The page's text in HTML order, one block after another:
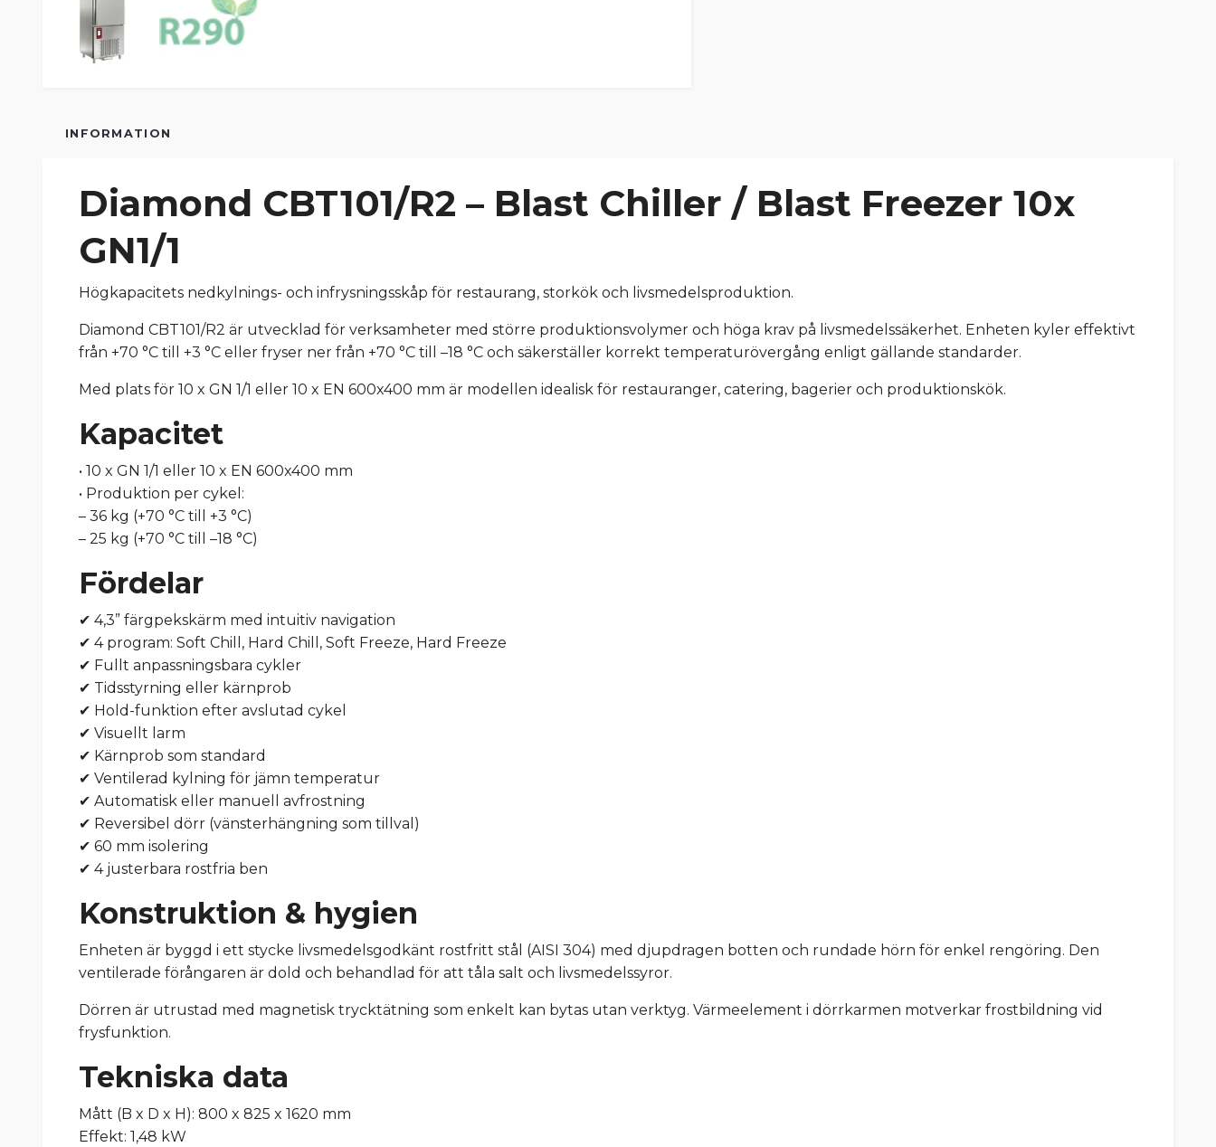
INFORMATION
Diamond CBT101/R2 – Blast Chiller / Blast Freezer 10x
GN1/1
Högkapacitets nedkylnings- och infrysningsskåp för restaurang, storkök och livsmedelsproduktion.
Diamond CBT101/R2 är utvecklad för verksamheter med större produktionsvolymer och höga krav på livsmedelssäkerhet. Enheten kyler effektivt
från +70 °C till +3 °C eller fryser ner från +70 °C till –18 °C och säkerställer korrekt temperaturövergång enligt gällande standarder.
Med plats för 10 x GN 1/1 eller 10 x EN 600x400 mm är modellen idealisk för restauranger, catering, bagerier och produktionskök.
Kapacitet
• 10 x GN 1/1 eller 10 x EN 600x400 mm
• Produktion per cykel:
– 36 kg (+70 °C till +3 °C)
– 25 kg (+70 °C till –18 °C)
Fördelar
✔ 4,3” färgpekskärm med intuitiv navigation
✔ 4 program: Soft Chill, Hard Chill, Soft Freeze, Hard Freeze
✔ Fullt anpassningsbara cykler
✔ Tidsstyrning eller kärnprob
✔ Hold-funktion efter avslutad cykel
✔ Visuellt larm
✔ Kärnprob som standard
✔ Ventilerad kylning för jämn temperatur
✔ Automatisk eller manuell avfrostning
✔ Reversibel dörr (vänsterhängning som tillval)
✔ 60 mm isolering
✔ 4 justerbara rostfria ben
Konstruktion & hygien
Enheten är byggd i ett stycke livsmedelsgodkänt rostfritt stål (AISI 304) med djupdragen botten och rundade hörn för enkel rengöring. Den
ventilerade förångaren är dold och behandlad för att tåla salt och livsmedelssyror.
Dörren är utrustad med magnetisk trycktätning som enkelt kan bytas utan verktyg. Värmeelement i dörrkarmen motverkar frostbildning vid
frysfunktion.
Tekniska data
Mått (B x D x H): 800 x 825 x 1620 mm
Effekt: 1,48 kW